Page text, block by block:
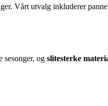
Vårt utvalg inkluderer
sesonger, og slitesterke